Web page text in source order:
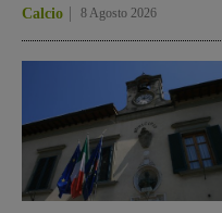
Calcio 8 Agosto 2026